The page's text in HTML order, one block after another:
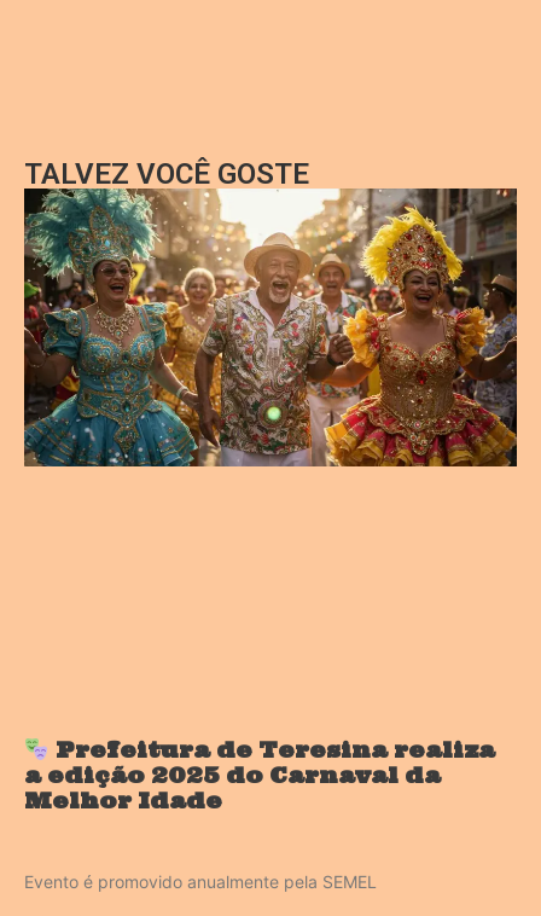
TALVEZ VOCÊ GOSTE
Prefeitura de Teresina realiza
a edição 2025 do Carnaval da
Melhor Idade
Evento é promovido anualmente pela SEMEL